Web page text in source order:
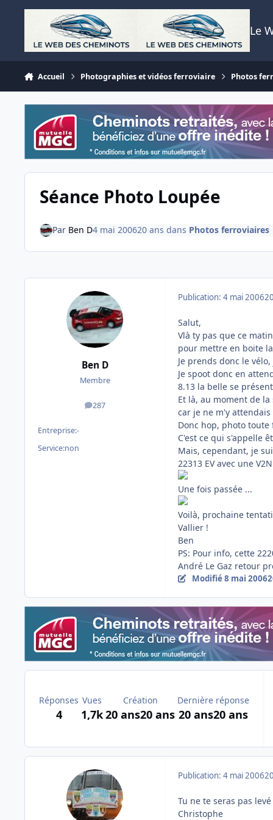
Aller au contenu
Le
Accueil Photographies et vidéos ferroviaire Photos
Séance Photo Loupée
Par Ben D4 mai 200620 ans dans Photos ferroviaires
Ben D
Membre
287
messages
Entreprise:-
Service:non
Publication: 4 mai 2006
Salut,
Vlà ty pas que ce
pour mettre en boite
Je prends donc le
Je spoot donc en
8.13 la belle se
Et là, au moment de
car je ne m'y
Donc hop, photo
C'est ce qui s'appelle
Mais, cependant, je
22313 EV avec une
Une fois passée ...
Voilà, prochaine
Vallier !
Ben
PS: Pour info, cette
André Le Gaz retour
Modifié8 mai 2006
Réponses
4
Vues
1,7k
Création
20 ans20 ans
Dernière réponse
20 ans20 ans
Publication: 4 mai 2006
Tu ne te seras pas
Christophe